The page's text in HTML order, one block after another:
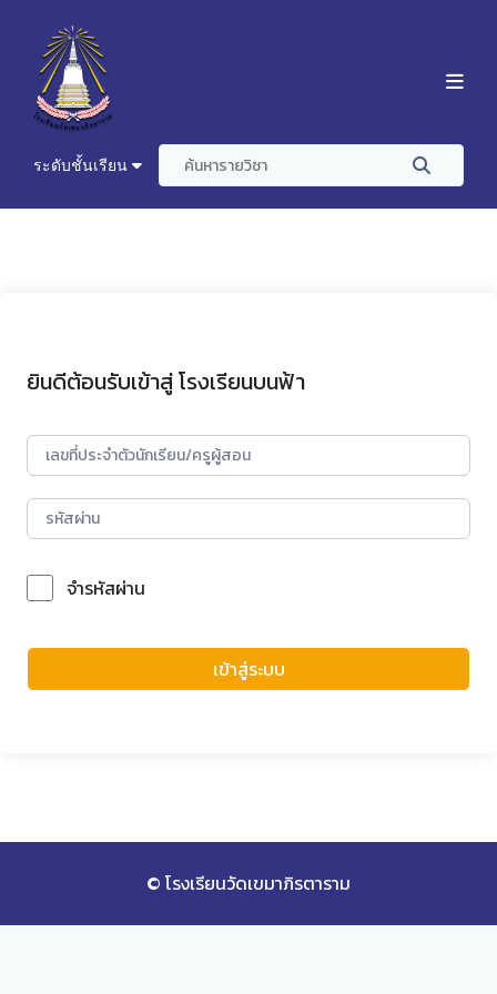
ระดับชั้นเรียน
ยินดีต้อนรับเข้าสู่ โรงเรียนบนฟ้า
จำรหัสผ่าน
เข้าสู่ระบบ
© โรงเรียนวัดเขมาภิรตาราม